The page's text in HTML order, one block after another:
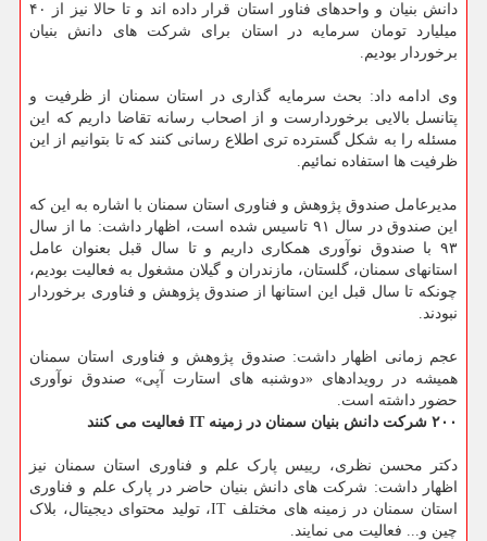
دانش بنیان و واحدهای فناور استان قرار داده اند و تا حالا نیز از ۴۰
میلیارد تومان سرمایه در استان برای شرکت های دانش بنیان
برخوردار بودیم.
وی ادامه داد: بحث سرمایه گذاری در استان سمنان از ظرفیت و
پتانسل بالایی برخوردارست و از اصحاب رسانه تقاضا داریم که این
مسئله را به شکل گسترده تری اطلاع رسانی کنند که تا بتوانیم از این
ظرفیت ها استفاده نمائیم.
مدیرعامل صندوق پژوهش و فناوری استان سمنان با اشاره به این که
این صندوق در سال ۹۱ تاسیس شده است، اظهار داشت: ما از سال
۹۳ با صندوق نوآوری همکاری داریم و تا سال قبل بعنوان عامل
استانهای سمنان، گلستان، مازندران و گیلان مشغول به فعالیت بودیم،
چونکه تا سال قبل این استانها از صندوق پژوهش و فناوری برخوردار
نبودند.
عجم زمانی اظهار داشت: صندوق پژوهش و فناوری استان سمنان
همیشه در رویدادهای «دوشنبه های استارت آپی» صندوق نوآوری
حضور داشته است.
۲۰۰ شرکت دانش بنیان سمنان در زمینه IT فعالیت می کنند
دکتر محسن نظری، رییس پارک علم و فناوری استان سمنان نیز
اظهار داشت: شرکت های دانش بنیان حاضر در پارک علم و فناوری
استان سمنان در زمینه های مختلف IT، تولید محتوای دیجیتال، بلاک
چین و... فعالیت می نمایند.